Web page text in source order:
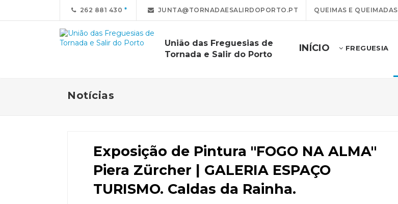
262 881 430 JUNTA@TORNADAESALIRDOPORTO.PT QUEIMAS E QUEIMADAS
União das Freguesias de
Tornada e Salir do Porto
INÍCIO FREGUESIA
Notícias
Exposição de Pintura "FOGO NA ALMA"
Piera Zürcher | GALERIA ESPAÇO
TURISMO. Caldas da Rainha.